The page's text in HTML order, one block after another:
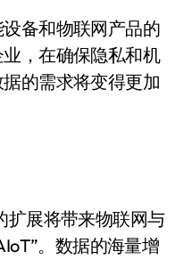
备和物联网产品的
，在确保隐私和机
的需求将变得更加
展将带来物联网与
。数据的海量增